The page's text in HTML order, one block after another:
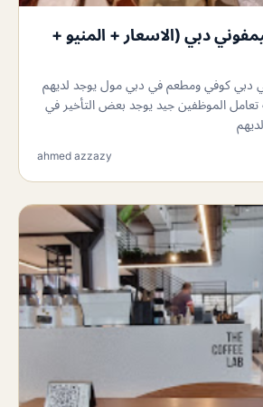
دبي (الاسعار + المنيو +
دبي كوفي ومطعم في دبي مول يوجد لديهم
الموظفين جيد يوجد بعض التأخير في
ahmed azzazy